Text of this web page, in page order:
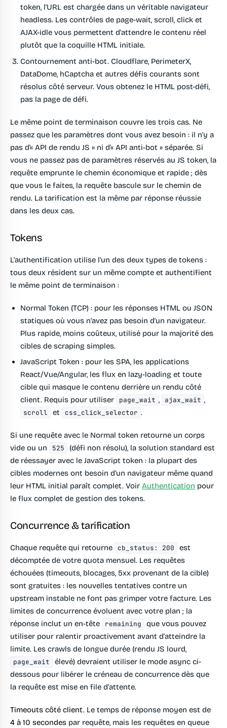
token, l'URL est chargée dans un véritable navigateur
headless. Les contrôles de page-wait, scroll, click et
AJAX-idle vous permettent d'attendre le contenu réel
plutôt que la coquille HTML initiale.
Contournement anti-bot. Cloudflare, PerimeterX,
DataDome, hCaptcha et autres défis courants sont
résolus côté serveur. Vous obtenez le HTML post-défi,
pas la page de défi.
Le même point de terminaison couvre les trois cas. Ne
passez que les paramètres dont vous avez besoin : il n'y a
pas d'« API de rendu JS » ni d'« API anti-bot » séparée. Si
vous ne passez pas de paramètres réservés au JS token, la
requête emprunte le chemin économique et rapide ; dès
que vous le faites, la requête bascule sur le chemin de
rendu. La tarification est la même par réponse réussie
dans les deux cas.
Tokens
L'authentification utilise l'un des deux types de tokens :
tous deux résident sur un même compte et authentifient
le même point de terminaison :
Normal Token (TCP) : pour les réponses HTML ou JSON
statiques où vous n'avez pas besoin d'un navigateur.
Plus rapide, moins coûteux, utilisé pour la majorité des
cibles de scraping simples.
JavaScript Token : pour les SPA, les applications
React/Vue/Angular, les flux en lazy-loading et toute
cible qui masque le contenu derrière un rendu côté
client. Requis pour utiliser
page_wait , ajax_wait ,
scroll et css_click_selector .
Si une requête avec le Normal token retourne un corps
vide ou un
525
(défi non résolu), la solution standard est
de réessayer avec le JavaScript token : la plupart des
cibles modernes ont besoin d'un navigateur même quand
leur HTML initial paraît complet. Voir Authentication pour
le flux complet de gestion des tokens.
Concurrence & tarification
Chaque requête qui retourne cb_status: 200
est
décomptée de votre quota mensuel. Les requêtes
échouées (timeouts, blocages, 5xx provenant de la cible)
sont gratuites : les nouvelles tentatives contre un
upstream instable ne font pas grimper votre facture. Les
limites de concurrence évoluent avec votre plan ; la
réponse inclut un en-tête
remaining
que vous pouvez
utiliser pour ralentir proactivement avant d'atteindre la
limite. Les crawls de longue durée (rendu JS lourd,
page_wait
élevé) devraient utiliser le mode async ci-
dessous pour libérer le créneau de concurrence dès que
la requête est mise en file d'attente.
Timeouts côté client. Le temps de réponse moyen est de
4 à 10 secondes par requête, mais les requêtes en queue